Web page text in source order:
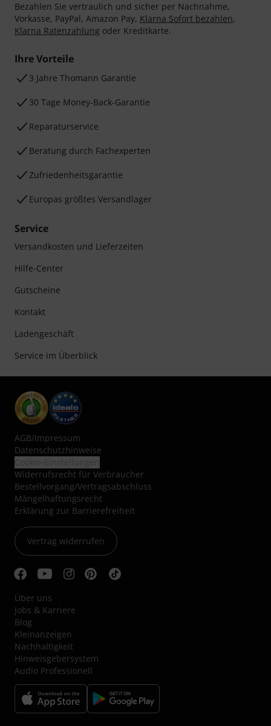
Bezahlen Sie vertraulich und sicher per Nachnahme,
Vorkasse, PayPal, Amazon Pay, Klarna Sofort bezahlen,
Klarna Ratenzahlung oder Kreditkarte.
Ihre Vorteile
3 Jahre Thomann Garantie
30 Tage Money-Back-Garantie
Reparaturservice
Beratung durch Fachexperten
Zufriedenheitsgarantie
Europas größtes Versandlager
Service
Versandkosten und Lieferzeiten
Hilfe-Center
Gutscheine
Kontakt
Ladengeschäft
Service im Überblick
AGB/Impressum
Datenschutzhinweise
Widerrufsrecht für Verbraucher
Bestellvorgang/Vertragsabschluss
Mängelhaftungsrecht
Erklärung zur Barrierefreiheit
Vertrag widerrufen
Über uns
Jobs & Karriere
Blog
Kleinanzeigen
Nachhaltigkeit
Hinweisgebersystem
Audio Professionell